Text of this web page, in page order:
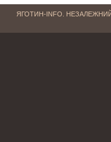
ЯГОТИН-INFO.